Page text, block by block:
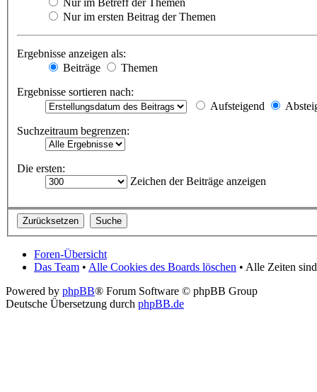
Nur im ersten Beitrag der Themen
Ergebnisse anzeigen als:
Beiträge
Themen
Ergebnisse sortieren nach:
Aufsteigend
Suchzeitraum begrenzen:
Die ersten:
Zeichen der Beiträge anzeigen
Foren-Übersicht
Das Team • Alle Cookies des Boards löschen • Alle Zeiten
Powered by phpBB® Forum Software © phpBB Group
Deutsche Übersetzung durch phpBB.de